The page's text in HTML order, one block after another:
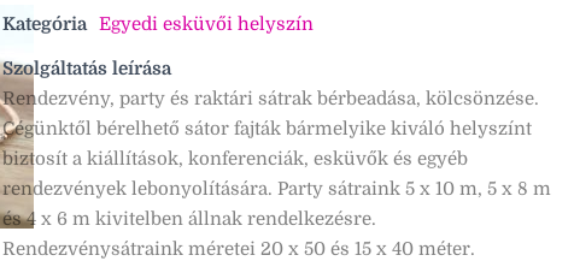
Kategória Egyedi esküvői helyszín
Szolgáltatás leírása
Rendezvény, party és raktári sátrak bérbeadása, kölcsönzése.
Cégünktől bérelhető sátor fajták bármelyike kiváló helyszínt
biztosít a kiállítások, konferenciák, esküvők és egyéb
rendezvények lebonyolítására. Party sátraink 5 x 10 m, 5 x 8 m
és 4 x 6 m kivitelben állnak rendelkezésre.
Rendezvénysátraink méretei 20 x 50 és 15 x 40 méter.